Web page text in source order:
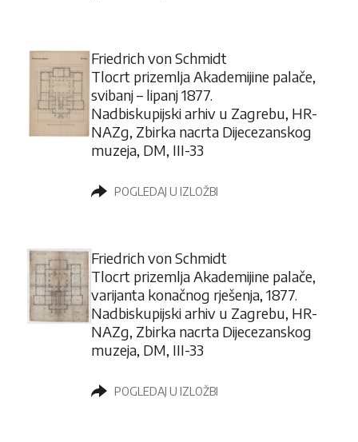
Friedrich von Schmidt
Tlocrt prizemlja Akademijine palače,
svibanj – lipanj 1877.
Nadbiskupijski arhiv u Zagrebu, HR-
NAZg, Zbirka nacrta Dijecezanskog
muzeja, DM, III-33
POGLEDAJ U IZLOŽBI
Friedrich von Schmidt
Tlocrt prizemlja Akademijine palače,
varijanta konačnog rješenja, 1877.
Nadbiskupijski arhiv u Zagrebu, HR-
NAZg, Zbirka nacrta Dijecezanskog
muzeja, DM, III-33
POGLEDAJ U IZLOŽBI